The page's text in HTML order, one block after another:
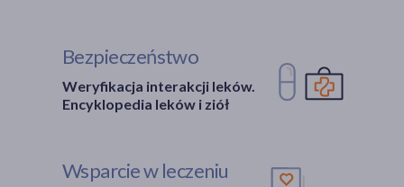
Bezpieczeństwo
Weryfikacja interakcji leków.
Encyklopedia leków i ziół
Wsparcie w leczeniu